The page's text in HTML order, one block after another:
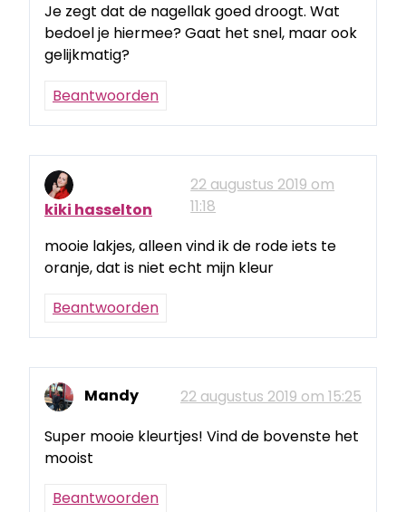
Je zegt dat de nagellak goed droogt. Wat
bedoel je hiermee? Gaat het snel, maar ook
gelijkmatig?
Beantwoorden
kiki hasselton
22 augustus 2019 om
11:18
mooie lakjes, alleen vind ik de rode iets te
oranje, dat is niet echt mijn kleur
Beantwoorden
Mandy
22 augustus 2019 om 15:25
Super mooie kleurtjes! Vind de bovenste het
mooist
Beantwoorden